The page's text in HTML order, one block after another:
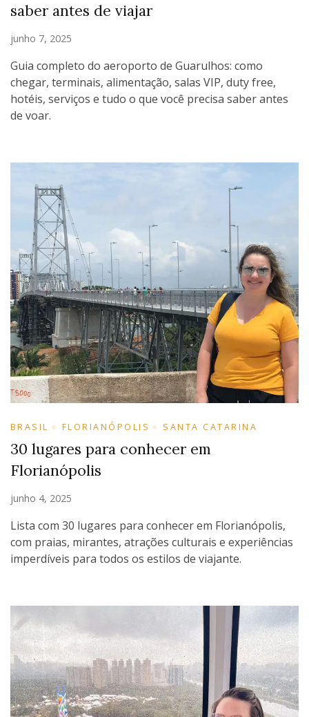
saber antes de viajar
junho 7, 2025
Guia completo do aeroporto de Guarulhos: como
chegar, terminais, alimentação, salas VIP, duty free,
hotéis, serviços e tudo o que você precisa saber antes
de voar.
BRASIL FLORIANÓPOLIS SANTA CATARINA
30 lugares para conhecer em
Florianópolis
junho 4, 2025
Lista com 30 lugares para conhecer em Florianópolis,
com praias, mirantes, atrações culturais e experiências
imperdíveis para todos os estilos de viajante.